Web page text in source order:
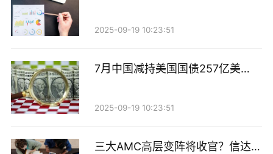
期增长约21.7%。
设银行、兴业银行等机构合计发行3500亿元二级资本债
和永续债。
此外，根据青岛银行近日发布的公告，该行已获批发行
2025-09-19 10:23:51
7月中国减持美国国债257亿美
2025-09-19 10:23:51
三大AMC高层变阵将收官？信达、